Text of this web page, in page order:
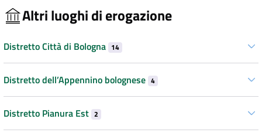
Altri luoghi di erogazione
Distretto Città di Bologna 14
Distretto dell’Appennino bolognese 4
Distretto Pianura Est 2